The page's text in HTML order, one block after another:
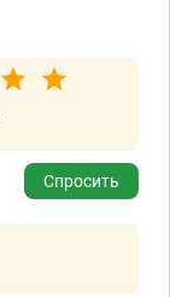
Спросить